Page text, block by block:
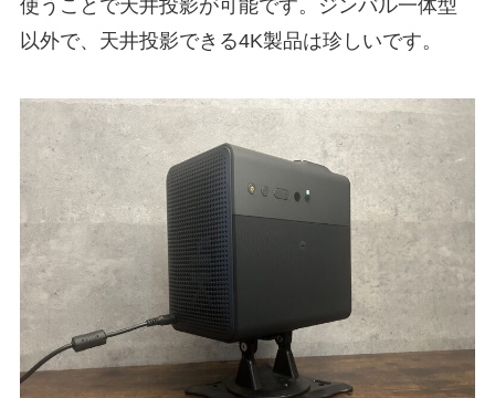
使うことで天井投影が可能です。ジンバル一体型
以外で、天井投影できる4K製品は珍しいです。